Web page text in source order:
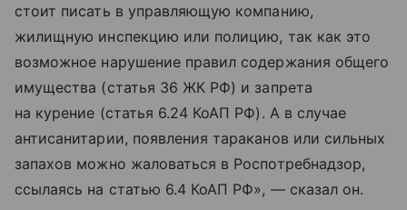
стоит писать в управляющую компанию,
жилищную инспекцию или полицию, так как это
возможное нарушение правил содержания общего
имущества (статья 36 ЖК РФ) и запрета
на курение (статья 6.24 КоАП РФ). А в случае
антисанитарии, появления тараканов или сильных
запахов можно жаловаться в Роспотребнадзор,
ссылаясь на статью 6.4 КоАП РФ», — сказал он.